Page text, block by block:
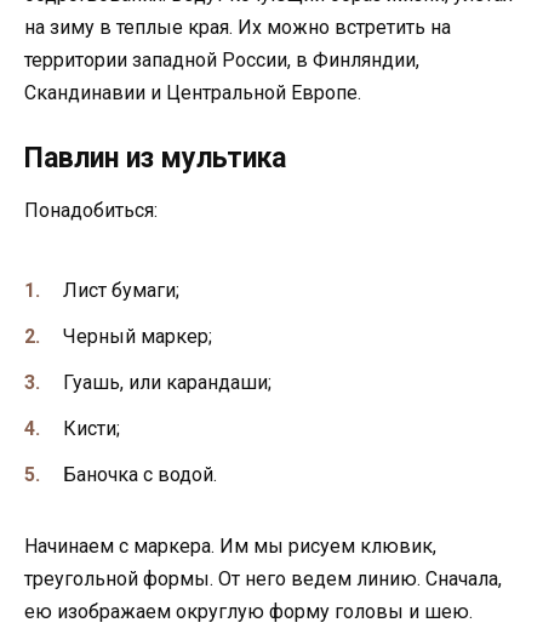
на зиму в теплые края. Их можно встретить на
территории западной России, в Финляндии,
Скандинавии и Центральной Европе.
Павлин из мультика
Понадобиться:
Лист бумаги;
Черный маркер;
Гуашь, или карандаши;
Кисти;
Баночка с водой.
Начинаем с маркера. Им мы рисуем клювик,
треугольной формы. От него ведем линию. Сначала,
ею изображаем округлую форму головы и шею.